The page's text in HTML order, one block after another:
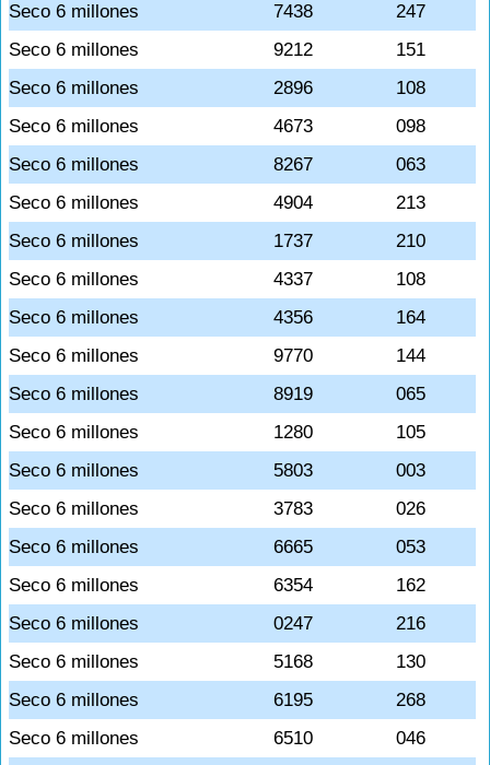
Seco 6 millones
7438
247
Seco 6 millones
9212
151
Seco 6 millones
2896
108
Seco 6 millones
4673
098
Seco 6 millones
8267
063
Seco 6 millones
4904
213
Seco 6 millones
1737
210
Seco 6 millones
4337
108
Seco 6 millones
4356
164
Seco 6 millones
9770
144
Seco 6 millones
8919
065
Seco 6 millones
1280
105
Seco 6 millones
5803
003
Seco 6 millones
3783
026
Seco 6 millones
6665
053
Seco 6 millones
6354
162
Seco 6 millones
0247
216
Seco 6 millones
5168
130
Seco 6 millones
6195
268
Seco 6 millones
6510
046